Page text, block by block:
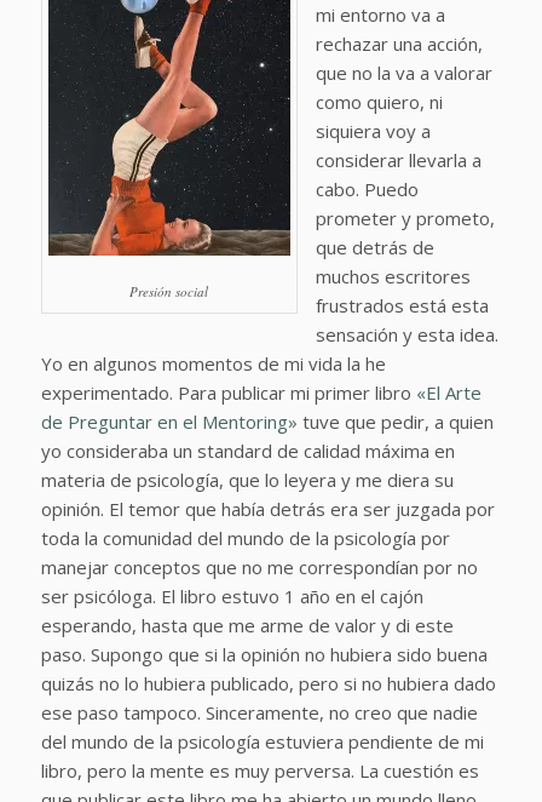
Presión social
mi entorno va a
rechazar una acción,
que no la va a valorar
como quiero, ni
siquiera voy a
considerar llevarla a
cabo. Puedo
prometer y prometo,
que detrás de
muchos escritores
frustrados está esta
sensación y esta idea.
Yo en algunos momentos de mi vida la he
experimentado. Para publicar mi primer libro «El Arte
de Preguntar en el Mentoring» tuve que pedir, a quien
yo consideraba un standard de calidad máxima en
materia de psicología, que lo leyera y me diera su
opinión. El temor que había detrás era ser juzgada por
toda la comunidad del mundo de la psicología por
manejar conceptos que no me correspondían por no
ser psicóloga. El libro estuvo 1 año en el cajón
esperando, hasta que me arme de valor y di este
paso. Supongo que si la opinión no hubiera sido buena
quizás no lo hubiera publicado, pero si no hubiera dado
ese paso tampoco. Sinceramente, no creo que nadie
del mundo de la psicología estuviera pendiente de mi
libro, pero la mente es muy perversa. La cuestión es